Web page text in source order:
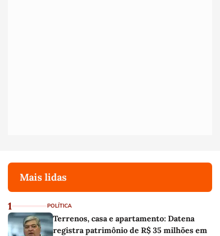
Mais lidas
1 POLÍTICA
Terrenos, casa e apartamento: Datena
registra patrimônio de R$ 35 milhões em